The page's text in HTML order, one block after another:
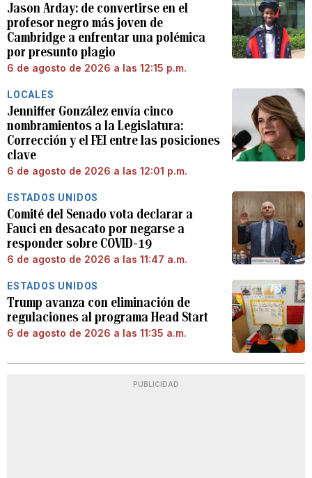
Jason Arday: de convertirse en el
profesor negro más joven de
Cambridge a enfrentar una polémica
por presunto plagio
6 de agosto de 2026 a las 12:15 p.m.
LOCALES
Jenniffer González envía cinco
nombramientos a la Legislatura:
Corrección y el FEI entre las posiciones
clave
6 de agosto de 2026 a las 12:01 p.m.
ESTADOS UNIDOS
Comité del Senado vota declarar a
Fauci en desacato por negarse a
responder sobre COVID-19
6 de agosto de 2026 a las 11:47 a.m.
ESTADOS UNIDOS
Trump avanza con eliminación de
regulaciones al programa Head Start
6 de agosto de 2026 a las 11:35 a.m.
PUBLICIDAD